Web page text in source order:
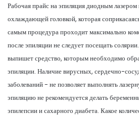
Рабочая прайс на эпиляция диодным
охлаждающей головкой, которая
самым процедура проходит максимально
после эпиляции не следует посещать
выпишет средство, которым необходимо
эпиляции. Наличие вирусных, сердечно-
заболеваний - не позволяет выполнять
эпиляцию не рекомендуется делать
эпилепсии и сахарного диабета. Какое